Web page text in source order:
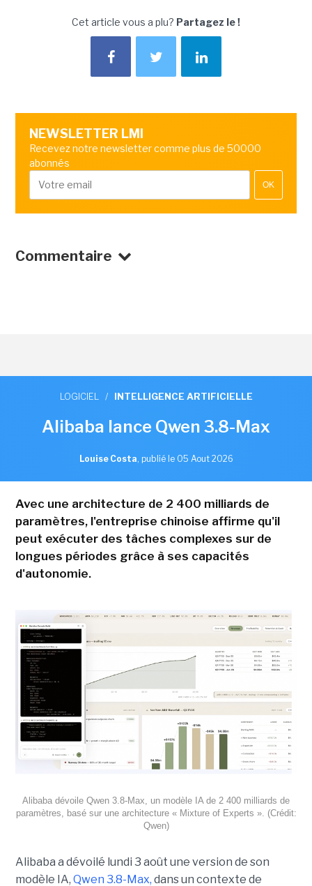
Cet article vous a plu? Partagez le !
NEWSLETTER LMI
Recevez notre newsletter comme plus de 50000
abonnés
OK
Commentaire
LOGICIEL / INTELLIGENCE ARTIFICIELLE
Alibaba lance Qwen 3.8-Max
Louise Costa, publié le 05 Aout 2026
Avec une architecture de 2 400 milliards de
paramètres, l'entreprise chinoise affirme qu'il
peut exécuter des tâches complexes sur de
longues périodes grâce à ses capacités
d'autonomie.
Alibaba dévoile Qwen 3.8-Max, un modèle IA de 2 400 milliards de
paramètres, basé sur une architecture « Mixture of Experts ». (Crédit:
Qwen)
Alibaba a dévoilé lundi 3 août une version de son
modèle IA, Qwen 3.8-Max, dans un contexte de